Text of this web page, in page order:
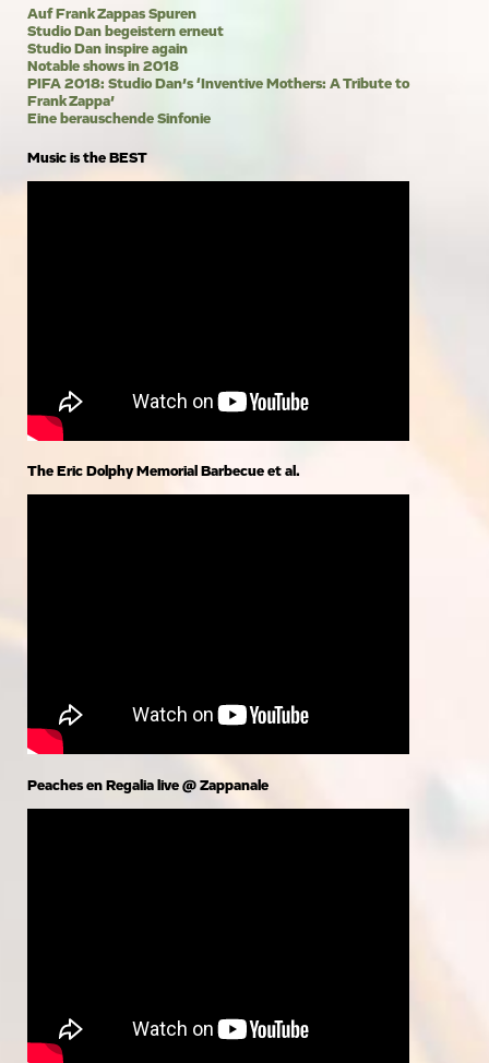
Auf Frank Zappas Spuren
Studio Dan begeistern erneut
Studio Dan inspire again
Notable shows in 2018
PIFA 2018: Studio Dan’s ‘Inventive Mothers: A Tribute to
Frank Zappa’
Eine berauschende Sinfonie
Music is the BEST
The Eric Dolphy Memorial Barbecue et al.
Peaches en Regalia live @ Zappanale